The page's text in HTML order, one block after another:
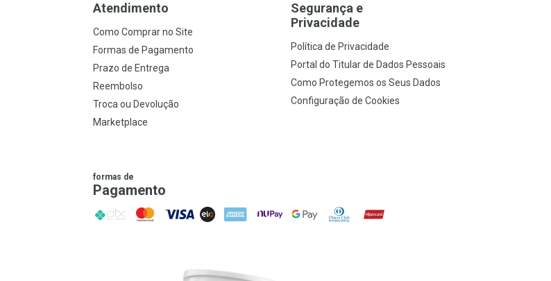
Atendimento
Como Comprar no Site
Formas de Pagamento
Prazo de Entrega
Reembolso
Troca ou Devolução
Marketplace
Segurança e
Privacidade
Política de Privacidade
Portal do Titular de Dados Pessoais
Como Protegemos os Seus Dados
Configuração de Cookies
formas de
Pagamento
PIX MasterCard
VISA ELO AMEX NuPay Google PayDiners ClubHipercard